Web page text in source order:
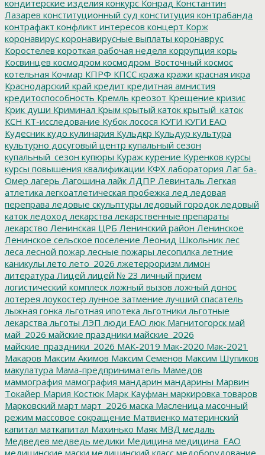
кондитерские изделия конкурс Конрад Константин
Лазарев конституционный суд конституция контрабанда
контрафакт конфликт интересов концерт Корж
коронавирус коронавирусные выплаты коронаврус
Коростелев короткая рабочая неделя коррупция корь
Косвинцев космодром космодром_Восточный космос
котельная Кочмар КПРФ КПСС кража кражи красная икра
Краснодарский край кредит кредитная амнистия
кредитоспособность Кремль креозот Крещение кризис
Крик души Криминал Крым крытый каток крытый_каток
КСН КТ-исследование Кубок лосося КУГИ КУГИ ЕАО
Кудесник кудо кулинария Кульдкр Кульдур культура
культурно досуговый центр купальный сезон
купальный_сезон купюры Кураж курение Куренков курсы
курсы повышения квалификации КФХ лаборатория Лаг ба-
Омер лагерь Лагошина лайк ЛДПР Левинталь Легкая
атлетика легкоатлетическая пробежка лед ледовая
переправа ледовые скульптуры ледовый городок ледовый
каток ледоход лекарства лекарственные препараты
лекарство Ленинская ЦРБ Ленинский район Ленинское
Ленинское сельское поселение Леонид Школьник лес
леса лесной пожар лесные пожары лесопилка летние
каникулы лето лето_2026 лжетерроризм лимон
литература Лицей лицей № 23 личный прием
логистический комплеск ложный вызов ложный донос
лотерея лоукостер лунное затмение лучший спасатель
лыжная гонка льготная ипотека льготники льготные
лекарства льготы ЛЭП люди ЕАО люк Магнитогорск май
май_2026 майские праздники майские_2026
майские_праздники_2026 МАК-2019 Мак-2020 Мак-2021
Макаров Максим Акимов Максим Семенов Максим Шупиков
макулатура Мама-предприниматель Мамедов
маммография мамография мандарин мандарины Марвин
Токайер Мария Костюк Марк Кауфман маркировка товаров
Марковский март март_2026 маска Масленица масочный
режим массовое сокращение Матвиенко материнский
капитал маткапитал Махинько Маяк МВД медаль
Медведев медведь медики Медицина медицина_ЕАО
медицинские маски медицинский класс медоборудование